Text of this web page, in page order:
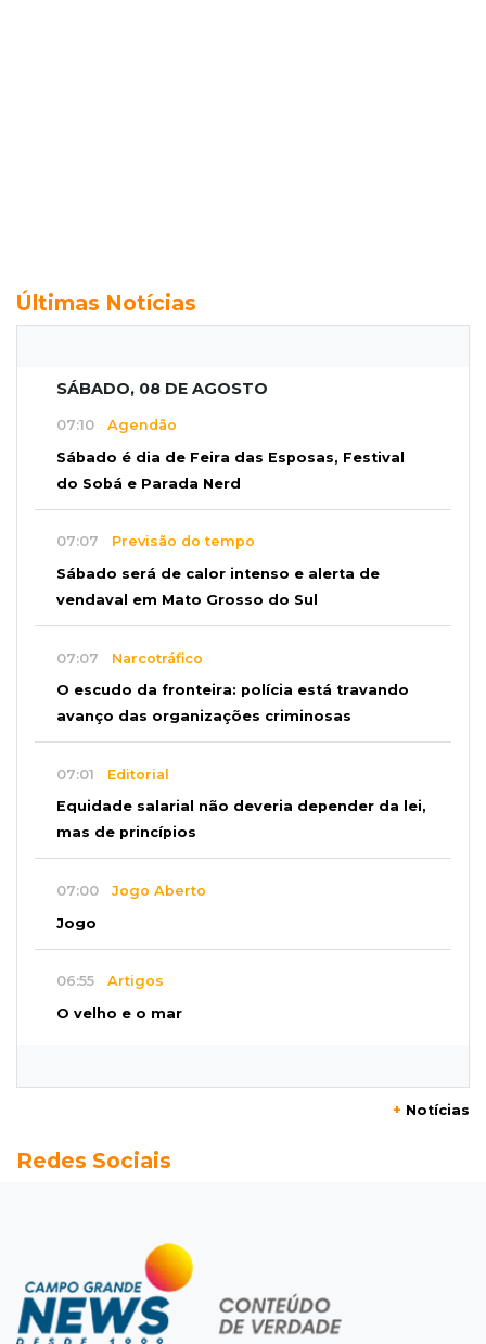
Últimas Notícias
SÁBADO, 08 DE AGOSTO
07:10 Agendão
Sábado é dia de Feira das Esposas, Festival
do Sobá e Parada Nerd
07:07 Previsão do tempo
Sábado será de calor intenso e alerta de
vendaval em Mato Grosso do Sul
07:07 Narcotráfico
O escudo da fronteira: polícia está travando
avanço das organizações criminosas
07:01 Editorial
Equidade salarial não deveria depender da lei,
mas de princípios
07:00 Jogo Aberto
Jogo
06:55 Artigos
O velho e o mar
Cerrado tem queda de 11,5%
Federação convoca clubes para definir
formato e regras da Copa MS 2026
23:16Dourados
+ Notícias
Redes Sociais